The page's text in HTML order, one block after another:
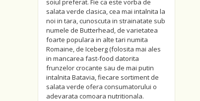
soiul preferat. Fie ca este vorba de
salata verde clasica, cea mai intalnita la
noi in tara, cunoscuta in strainatate sub
numele de Butterhead, de varietatea
foarte populara in alte tari numita
Romaine, de Iceberg (folosita mai ales
in mancarea fast-food datorita
frunzelor crocante sau de mai putin
intalnita Batavia, fiecare sortiment de
salata verde ofera consumatorului o
adevarata comoara nutritionala.